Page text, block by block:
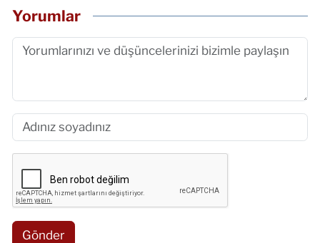
Yorumlar
Gönder